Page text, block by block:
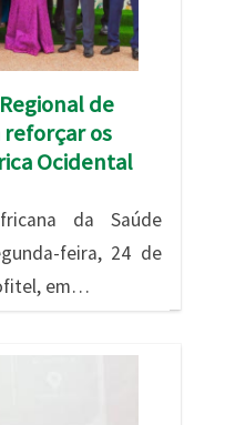
de
reforçar os
Ocidental
da Saúde
feira, 24 de
em…